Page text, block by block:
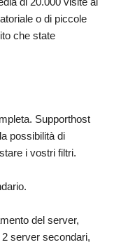
o di piccole
che state
Supporthost
possibilità di
i vostri filtri.
del server,
server secondari,